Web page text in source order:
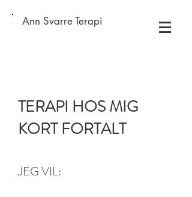
Ann Svarre Terapi
TERAPI HOS MIG
KORT FORTALT
JEG VIL: